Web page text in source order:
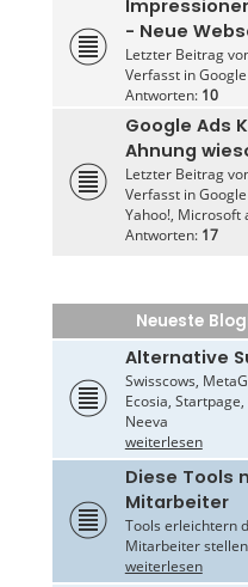
- Neue
Letzter Beitrag
Verfasst in
Antworten: 10
Google Ads
Ahnung
Letzter Beitrag
Verfasst in
Yahoo!, Microsoft
Antworten: 17
Neueste
Alternative
Swisscows,
Ecosia,
Neeva
weiterlesen
Diese Tools
Mitarbeiter
Tools erleichtern
Mitarbeiter
weiterlesen